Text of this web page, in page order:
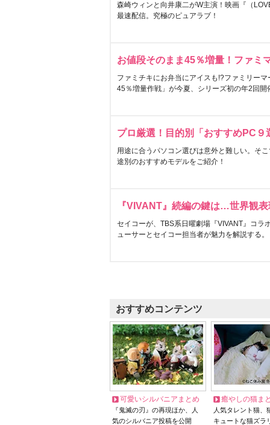
森崎ウィンと向井康二がW主演！映画『（
最速配信。究極のピュアラブ！
お値段そのまま45％増量！ファミ
ファミチキにお弁当にアイスも!?ファミリー
45％増量作戦」が今夏、シリーズ初の年2回開
プロ厳選！目的別「おすすめPC９
用途に合うパソコン選びは意外と難しい。そ
途別のおすすめモデルをご紹介！
『VIVANT』続編の鍵は…世界観
セイコーが、TBS系日曜劇場『VIVANT』コラ
ューサーとセイコー担当者が魅力を解説する。
おすすめコンテンツ
可愛いシルバニアまとめ
『鬼滅の刃』の再現ほか、人
気のシルバニア投稿を公開
癒やしの猫ま
人気タレント猫
キュートな猫ズラ